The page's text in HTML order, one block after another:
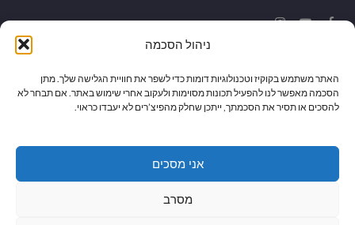
ניהול הסכמה
האתר משתמש בקוקיז וטכנולוגיות דומות כדי לשפר את חוויית הגלישה שלך. מתן
הסכמה מאפשר לנו להפעיל תכונות מסוימות ולעקוב אחרי שימוש באתר. אם תבחר לא
להסכים או תסיר את הסכמתך, ייתכן שחלק מהפיצ’רים לא יעבדו כראוי.
אני מסכים
מסרב